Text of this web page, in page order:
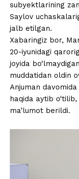
subyektlarining
Saylov
jalb etilgan.
Xabaringiz bor,
20-iyunidagi
joyida
muddatidan oldin
Anjuman
haqida aytib
ma’lumot berildi.